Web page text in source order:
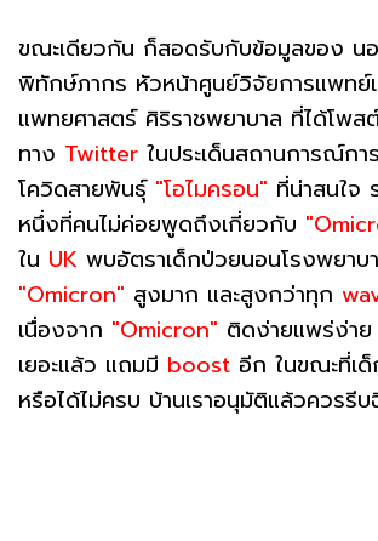
ขณะเดียวกัน ก็สอดรับกับข้อมูลของ น
พิทักษ์ภากร หัวหน้าศูนย์วิจัยการแพท
แพทยศาสตร์ ศิริราชพยาบาล ที่ได้โพส
ทาง Twitter ในประเด็นสถานการณ์ก
โควิดสายพันธุ์"โอไมครอน" ที่น่าสนใจ
หนึ่งที่คนไม่ค่อยพูดถึงเกี่ยวกับ
ใน UK พบอัตราเด็กป่วยนอนโรงพยาบ
"Omicron" สูงมาก และสูงกว่าทุก
เนื่องจาก "Omicron" ติดง่ายแพร่ง่า
เยอะแล้ว แถมมี boost อีก ในขณะที่เ
หรือได้ไม่ครบ บ้านเราอนุมัติแล้วควรรี